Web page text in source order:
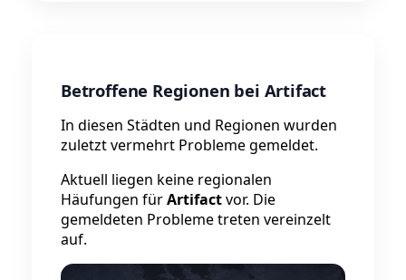
Betroffene Regionen bei Artifact
In diesen Städten und Regionen wurden
zuletzt vermehrt Probleme gemeldet.
Aktuell liegen keine regionalen
Häufungen fürArtifactvor. Die
gemeldeten Probleme treten vereinzelt
auf.